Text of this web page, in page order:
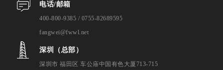
电话/邮箱
400-800-9385 / 0755-82689595
fangwei@fwwl.net
深圳（总部）
深圳市 福田区 车公庙中国有色大厦713-715